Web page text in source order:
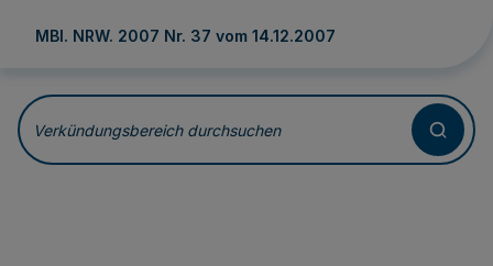
MBl. NRW. 2007 Nr. 37 vom 14.12.2007
Verkündungsbereich durchsuchen